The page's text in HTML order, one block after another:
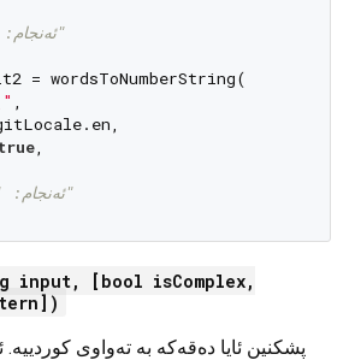
// ئەنجام: "٥,٠٠٠,٠٠٠"
= wordsToNumberString(
"پەنج ملیۆن" ,
,
// ئەنجام: "5,000,000"
input, [bool isComplex,
پشکنین ئایا دەقەکە بە تەواوی